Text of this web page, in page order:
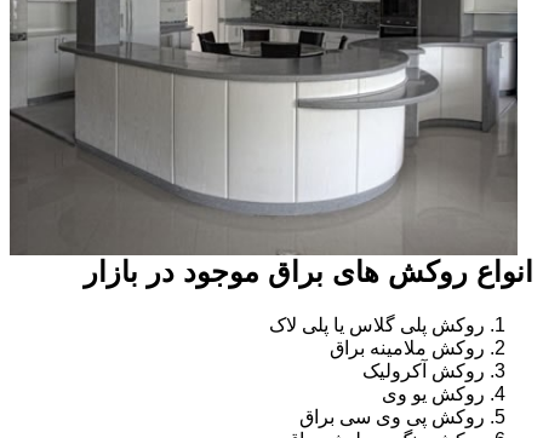
انواع روکش های براق موجود در بازار
روکش پلی گلاس یا پلی لاک
روکش ملامینه براق
روکش آکرولیک
روکش یو وی
روکش پی وی سی براق